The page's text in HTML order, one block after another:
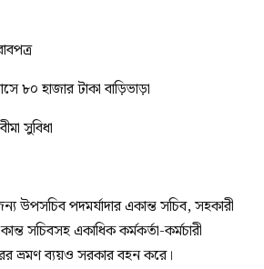
৮০ হাজার টাকা বাড়িভাড়া
সুবিধা
উপসচিব পদমর্যাদার একান্ত সচিব, সহকারী
সচিবসহ একাধিক কর্মকর্তা-কর্মচারী
ভ্রমণ ব্যয়ও সরকার বহন করে।